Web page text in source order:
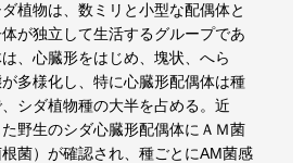
植物は、数ミリと小型な配偶体と
が独立して生活するグループであ
、心臓形をはじめ、塊状、へら
多様化し、特に心臓形配偶体は種
シダ植物種の大半を占める。近
野生のシダ心臓形配偶体にＡＭ菌
根菌）が確認され、種ごとにAM菌感